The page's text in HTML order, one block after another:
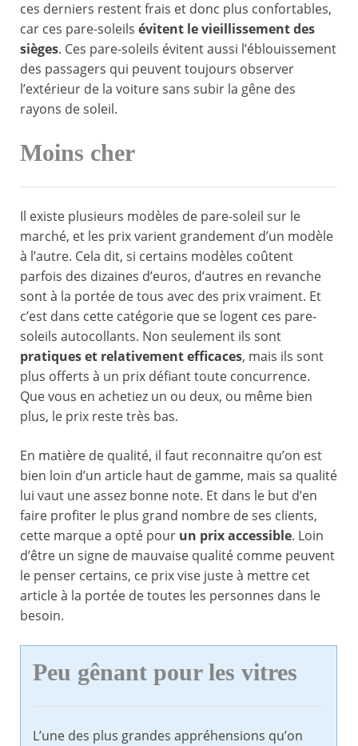
ces derniers restent frais et donc plus confortables,
car ces pare-soleils évitent le vieillissement des
sièges. Ces pare-soleils évitent aussi l’éblouissement
des passagers qui peuvent toujours observer
l’extérieur de la voiture sans subir la gêne des
rayons de soleil.
Moins cher
Il existe plusieurs modèles de pare-soleil sur le
marché, et les prix varient grandement d’un modèle
à l’autre. Cela dit, si certains modèles coûtent
parfois des dizaines d’euros, d’autres en revanche
sont à la portée de tous avec des prix vraiment. Et
c’est dans cette catégorie que se logent ces pare-
soleils autocollants. Non seulement ils sont
pratiques et relativement efficaces, mais ils sont
plus offerts à un prix défiant toute concurrence.
Que vous en achetiez un ou deux, ou même bien
plus, le prix reste très bas.
En matière de qualité, il faut reconnaitre qu’on est
bien loin d’un article haut de gamme, mais sa qualité
lui vaut une assez bonne note. Et dans le but d’en
faire profiter le plus grand nombre de ses clients,
cette marque a opté pour un prix accessible. Loin
d’être un signe de mauvaise qualité comme peuvent
le penser certains, ce prix vise juste à mettre cet
article à la portée de toutes les personnes dans le
besoin.
Peu gênant pour les vitres
L’une des plus grandes appréhensions qu’on